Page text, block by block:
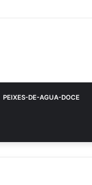
PEIXES-DE-AGUA-DOCE